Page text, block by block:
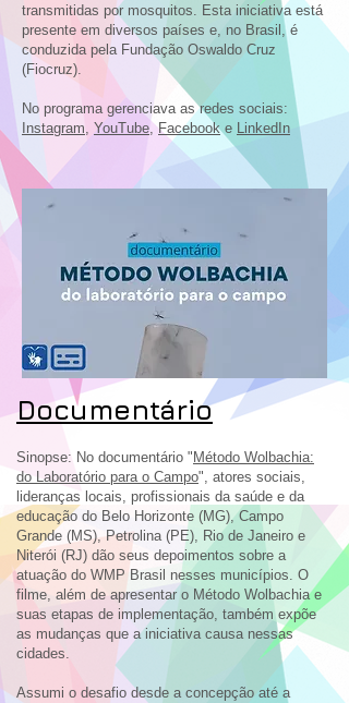
transmitidas por mosquitos. Esta iniciativa está
presente em diversos países e, no Brasil, é
conduzida pela Fundação Oswaldo Cruz
(Fiocruz).
No programa gerenciava as redes sociais:
Instagram, YouTube,Facebooke LinkedIn
Documentário
Sinopse: No documentário " Método Wolbachia:
do Laboratório para o Campo", atores sociais,
lideranças locais, profissionais da saúde e da
educação do Belo Horizonte (MG), Campo
Grande (MS), Petrolina (PE), Rio de Janeiro e
Niterói (RJ) dão seus depoimentos sobre a
atuação do WMP Brasil nesses municípios. O
filme, além de apresentar o Método Wolbachia e
suas etapas de implementação, também expõe
as mudanças que a iniciativa causa nessas
cidades.
Assumi o desafio desde a concepção até a